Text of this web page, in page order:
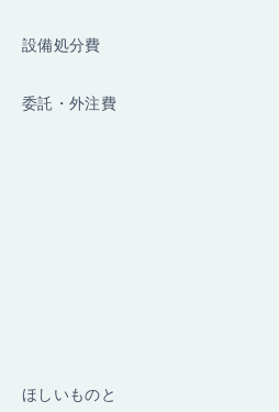
設備処分費
委託・外注費
ほしいものと